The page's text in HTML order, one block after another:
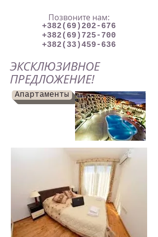
Позвоните нам:
+382(69)202-676
+382(69)725-700
+382(33)459-636
ЭКСКЛЮЗИВНОЕ
ПРЕДЛОЖЕНИЕ!
Апартаменты